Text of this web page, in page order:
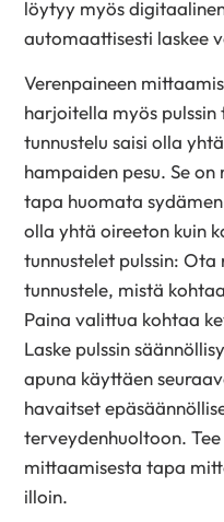
löytyy myös
automaattisesti laskee
Verenpaineen
harjoitella myös pulssin
tunnustelu saisi olla
hampaiden pesu. Se
tapa huomata
olla yhtä oireeton kuin
tunnustelet pulssin:
tunnustele, mistä
Paina valittua kohtaa
Laske pulssin
apuna käyttäen
havaitset
terveydenhuoltoon.
mittaamisesta tapa
illoin.